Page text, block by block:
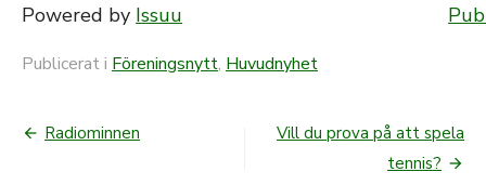
Powered by Issuu
Publicerat i Föreningsnytt, Huvudnyhet
Radiominnen
Vill du prova på att spela
tennis?